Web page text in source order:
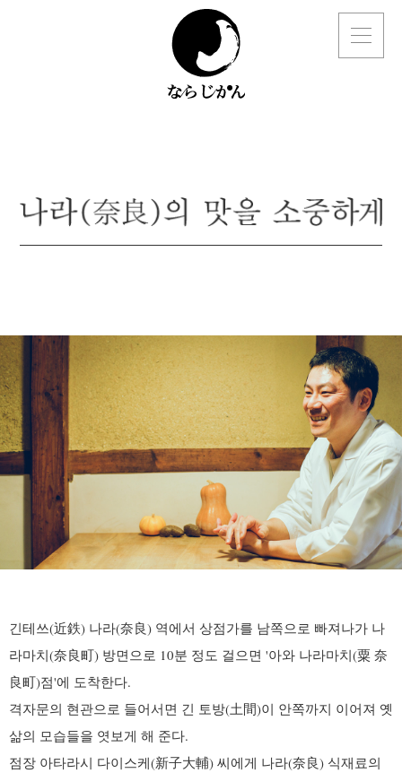
긴테쓰(近鉄) 나라(奈良) 역에서 상점가를 남쪽으로 빠져나가 나
라마치(奈良町) 방면으로 10분 정도 걸으면 '아와 나라마치(粟 奈
良町)점'에 도착한다.
격자문의 현관으로 들어서면 긴 토방(土間)이 안쪽까지 이어져 옛
삶의 모습들을 엿보게 해 준다.
점장 아타라시 다이스케(新子大輔) 씨에게 나라(奈良) 식재료의